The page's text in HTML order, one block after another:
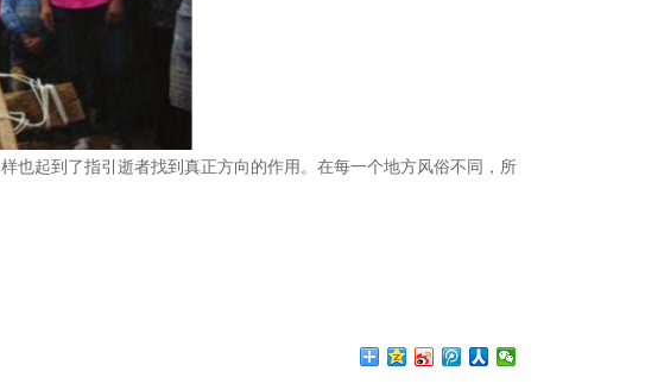
也起到了指引逝者找到真正方向的作用。在每一个地方风俗不同，所